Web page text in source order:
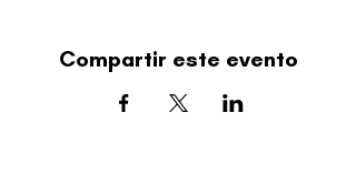
Compartir este evento